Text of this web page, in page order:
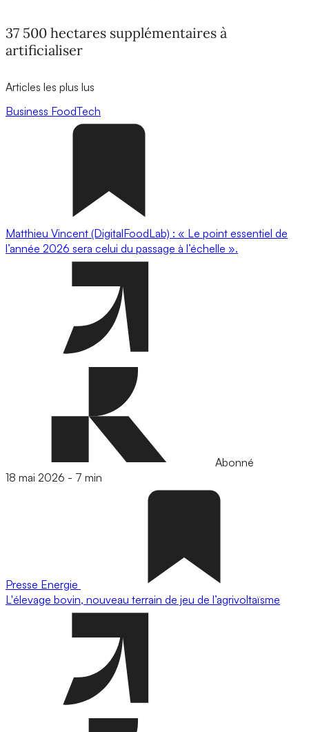
37 500 hectares supplémentaires à
artificialiser
Articles les plus lus
Business FoodTech
Matthieu Vincent (DigitalFoodLab) : « Le point essentiel de
l’année 2026 sera celui du passage à l’échelle ».
Abonné
18 mai 2026 - 7 min
Presse Energie
L'élevage bovin, nouveau terrain de jeu de l’agrivoltaïsme